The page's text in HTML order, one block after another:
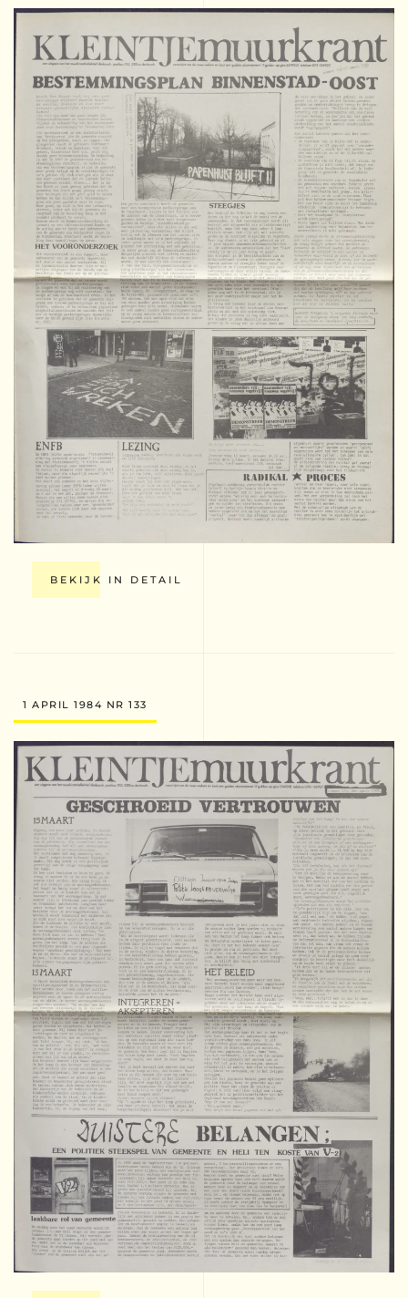
BEKIJK IN DETAIL
1 APRIL 1984 NR 133